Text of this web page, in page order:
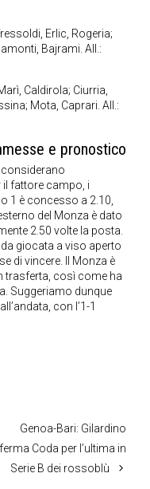
Erlic, Rogeria;
Bajrami. All.:
Caldirola; Ciurria,
Mota, Caprari. All.:
e pronostico
il fattore campo, i
1 è concesso a 2.10,
del Monza è dato
2.50 volte la posta.
giocata a viso aperto
di vincere. Il Monza è
trasferta, così come ha
Suggeriamo dunque
con l’1-1
Genoa-Bari: Gilardino
Coda per l’ultima in
Serie B dei rossoblù